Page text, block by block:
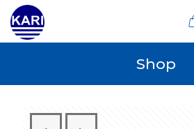
Shop